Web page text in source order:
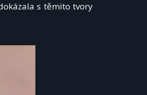
s těmito tvory